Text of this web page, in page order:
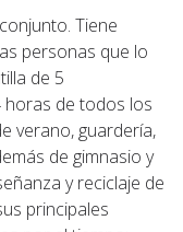
Tiene
personas que lo
de 5
horas de todos los
verano, guardería,
de gimnasio y
y reciclaje de
principales